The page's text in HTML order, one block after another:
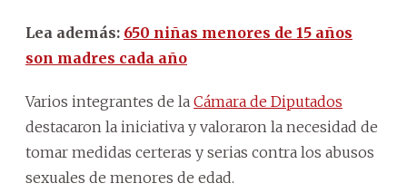
Lea además: 650 niñas menores de 15 años
son madres cada año
Varios integrantes de la Cámara de Diputados
destacaron la iniciativa y valoraron la necesidad de
tomar medidas certeras y serias contra los abusos
sexuales de menores de edad.